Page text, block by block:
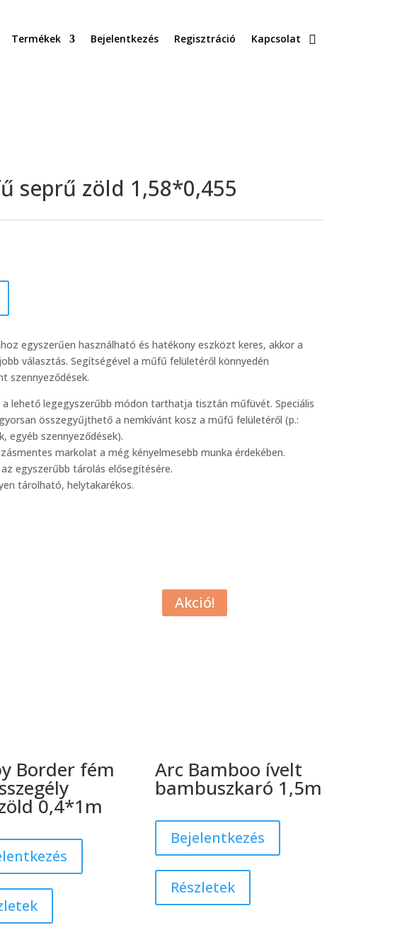
Termékek Bejelentkezés Regisztráció Kapcsolat
seprű zöld 1,58*0,455
egyszerűen használható és hatékony eszközt keres, akkor a
választás. Segítségével a műfű felületéről könnyedén
szennyeződések.
lehető legegyszerűbb módon tarthatja tisztán műfüvét. Speciális
összegyűjthető a nemkívánt kosz a műfű felületéről (p.:
egyéb szennyeződések).
markolat a még kényelmesebb munka érdekében.
egyszerűbb tárolás elősegítésére.
tárolható, helytakarékos.
Border fém
0,4*1m
Akció!
Arc Bamboo ívelt
bambuszkaró 1,5m
Bejelentkezés
Részletek